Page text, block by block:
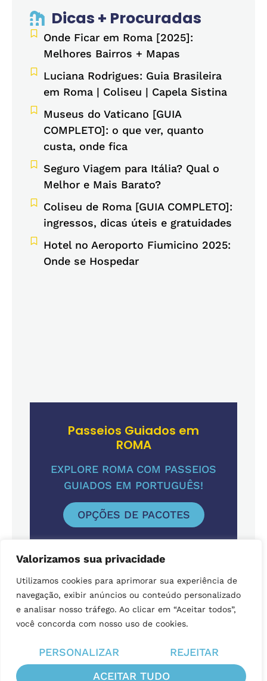
Valorizamos sua privacidade
Utilizamos cookies para aprimorar sua experiência de
navegação, exibir anúncios ou conteúdo personalizado
e analisar nosso tráfego. Ao clicar em “Aceitar todos”,
você concorda com nosso uso de cookies.
PERSONALIZAR
REJEITAR
ACEITAR TUDO
Dicas + Procuradas
Onde Ficar em Roma [2025]:
Melhores Bairros + Mapas
Luciana Rodrigues: Guia Brasileira
em Roma | Coliseu | Capela Sistina
Museus do Vaticano [GUIA
COMPLETO]: o que ver, quanto
custa, onde fica
Seguro Viagem para Itália? Qual o
Melhor e Mais Barato?
Coliseu de Roma [GUIA COMPLETO]:
ingressos, dicas úteis e gratuidades
Hotel no Aeroporto Fiumicino 2025:
Onde se Hospedar
Passeios Guiados em
ROMA
EXPLORE ROMA COM PASSEIOS
GUIADOS EM PORTUGUÊS!
OPÇÕES DE PACOTES
Artigos + Lidos
O que fazer no Vaticano: dicas
completas
Capela Sistina: o teto mais famoso
Coliseu de Roma [Guia Completo]:
ingressos, dicas, gratuidades